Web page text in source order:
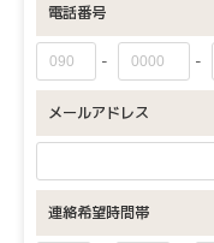
電話番号
- -
メールアドレス
連絡希望時間帯